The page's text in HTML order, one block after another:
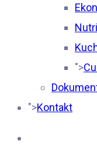
">
">Kontakt